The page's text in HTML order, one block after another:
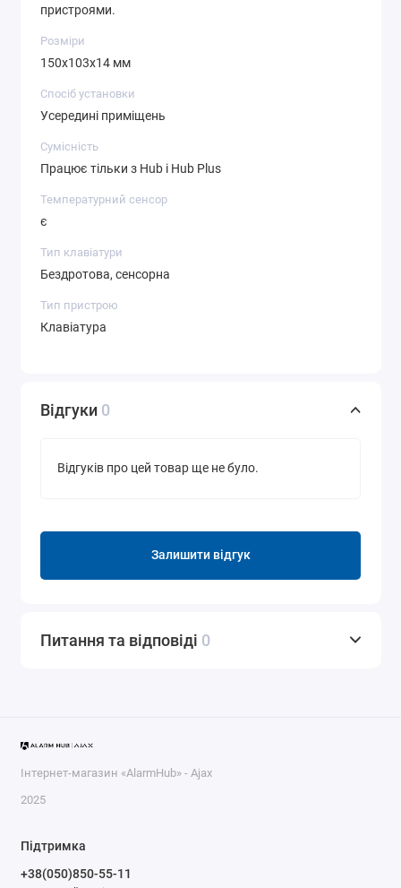
пристроями.
Розміри
150х103х14 мм
Спосіб установки
Усередині приміщень
Сумісність
Працює тільки з Hub і Hub Plus
Температурний сенсор
є
Тип клавіатури
Бездротова, сенсорна
Тип пристрою
Клавіатура
Відгуки 0
Відгуків про цей товар ще не було.
Залишити відгук
Питання та відповіді 0
Інтернет-магазин «AlarmHub» - Ajax
2025
Підтримка
+38(050)850-55-11